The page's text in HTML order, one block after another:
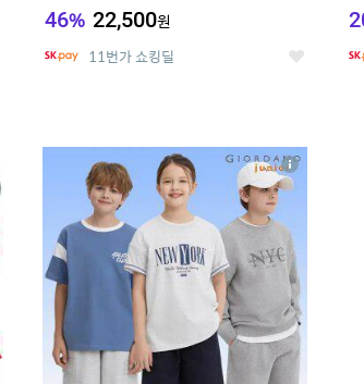
46% 22,500원
11번가 쇼킹딜 좋
10
상
세